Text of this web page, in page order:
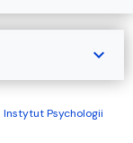
Instytut Psychologii
expand_more